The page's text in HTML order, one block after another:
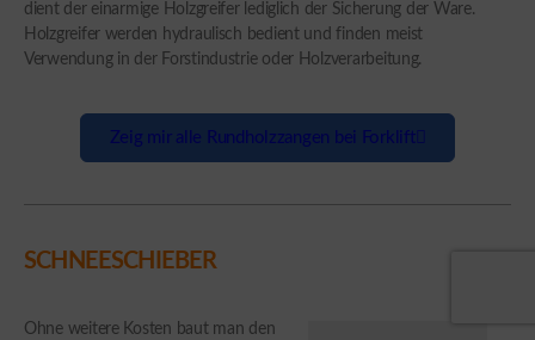
dient der einarmige Holzgreifer lediglich der Sicherung der Ware.
Holzgreifer werden hydraulisch bedient und finden meist
Verwendung in der Forstindustrie oder Holzverarbeitung.
Zeig mir alle Rundholzzangen bei Forklift
SCHNEESCHIEBER
Ohne weitere Kosten baut man den